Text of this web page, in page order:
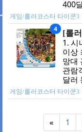
숭이
없습
시작
롤러
400
타이
이기
만
번은
설정
금
가지
니다
게임/롤러코스터 타이쿤3
4
1. 시
이상
망대
관람
달러
망대
1번
잘
게임/롤러코스터 타이쿤3
« 1